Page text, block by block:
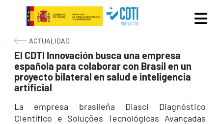
Pasar al contenido principal
Ruta de navegación
ACTUALIDAD
El CDTI Innovación busca una empresa
española para colaborar con Brasil en un
proyecto bilateral en salud e inteligencia
artificial
La empresa brasileña Diasci Diagnóstico
Científico e Soluções Tecnológicas Avançadas